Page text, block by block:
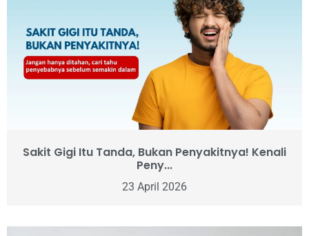
Sakit Gigi Itu Tanda, Bukan Penyakitnya! Kenali
Peny...
23 April 2026